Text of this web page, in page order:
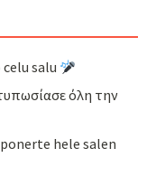
salu
όλη την
hele salen